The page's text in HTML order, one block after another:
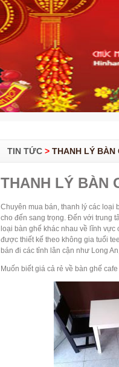
TIN TỨC > THANH LÝ BÀN
THANH LÝ BÀN
Chuyên mua bán, thanh lý các loại
cho đến sang trọng. Đến với trung
loại bàn ghế khác nhau về lĩnh
được thiết kế theo không gia tuổi
bán đi các tỉnh lân cận như Long
Muốn biết giá cả rẻ về bàn ghế